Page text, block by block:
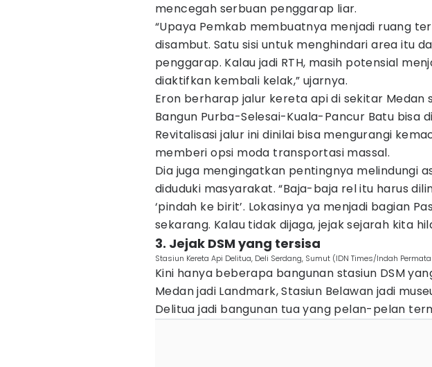
mencegah serbuan penggarap liar.
“Upaya Pemkab membuatnya menjadi ruang
disambut. Satu sisi untuk menghindari area itu
penggarap. Kalau jadi RTH, masih potensial
diaktifkan kembali kelak,” ujarnya.
Eron berharap jalur kereta api di sekitar Medan
Bangun Purba-Selesai-Kuala-Pancur Batu bisa
Revitalisasi jalur ini dinilai bisa mengurangi
memberi opsi moda transportasi massal.
Dia juga mengingatkan pentingnya melindungi
diduduki masyarakat. “Baja-baja rel itu harus
‘pindah ke birit’. Lokasinya ya menjadi bagian
sekarang. Kalau tidak dijaga, jejak sejarah kita
3. Jejak DSM yang tersisa
Stasiun Kereta Api Delitua, Deli Serdang, Sumut (IDN Times/Indah
Kini hanya beberapa bangunan stasiun DSM
Medan jadi Landmark, Stasiun Belawan jadi
Delitua jadi bangunan tua yang pelan-pelan